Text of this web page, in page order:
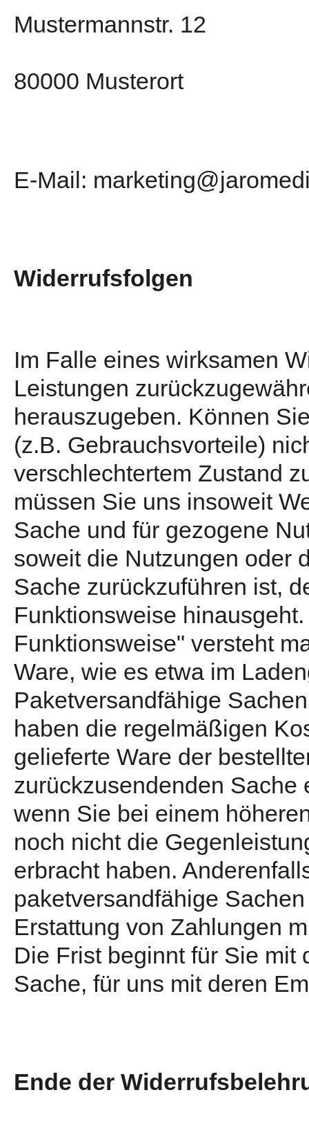
Mustermannstr. 12
80000 Musterort
E-Mail:
Widerrufsfolgen
Im Falle eines wirksamen
Leistungen
herauszugeben. Können
(z.B. Gebrauchsvorteile)
verschlechtertem Zustand
müssen Sie uns insoweit
Sache und für gezogene
soweit die Nutzungen oder
Sache zurückzuführen ist,
Funktionsweise
Funktionsweise" versteht
Ware, wie es etwa im
Paketversandfähige
haben die regelmäßigen
gelieferte Ware der
zurückzusendenden Sache
wenn Sie bei einem
noch nicht die
erbracht haben.
paketversandfähige
Erstattung von Zahlungen
Die Frist beginnt für Sie mit
Sache, für uns mit deren
Ende der